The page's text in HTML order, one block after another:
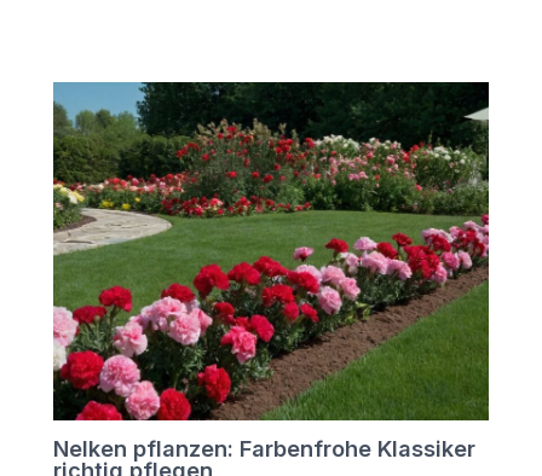
Nelken pflanzen: Farbenfrohe Klassiker
richtig pflegen